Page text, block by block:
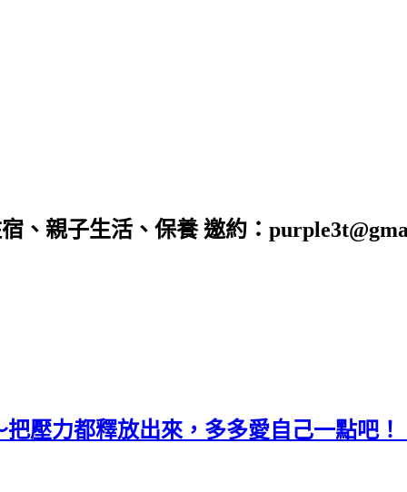
、親子生活、保養 邀約：
壓力都釋放出來，多多愛自己一點吧